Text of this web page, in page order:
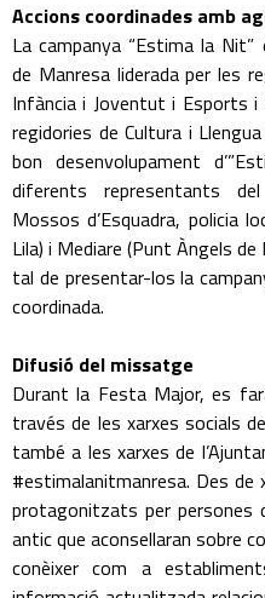
Accions coordinades amb
La campanya “Estima la
de Manresa liderada per les
Infància i Joventut i Esports i
regidories de Cultura i
bon desenvolupament
diferents representants
Mossos d’Esquadra, policia
Lila) i Mediare (Punt Àngels
tal de presentar-los la
coordinada.
Difusió del missatge
Durant la Festa Major, es
través de les xarxes socials
també a les xarxes de
#estimalanitmanresa. Des de
protagonitzats per persones
antic que aconsellaran sobre
conèixer com a